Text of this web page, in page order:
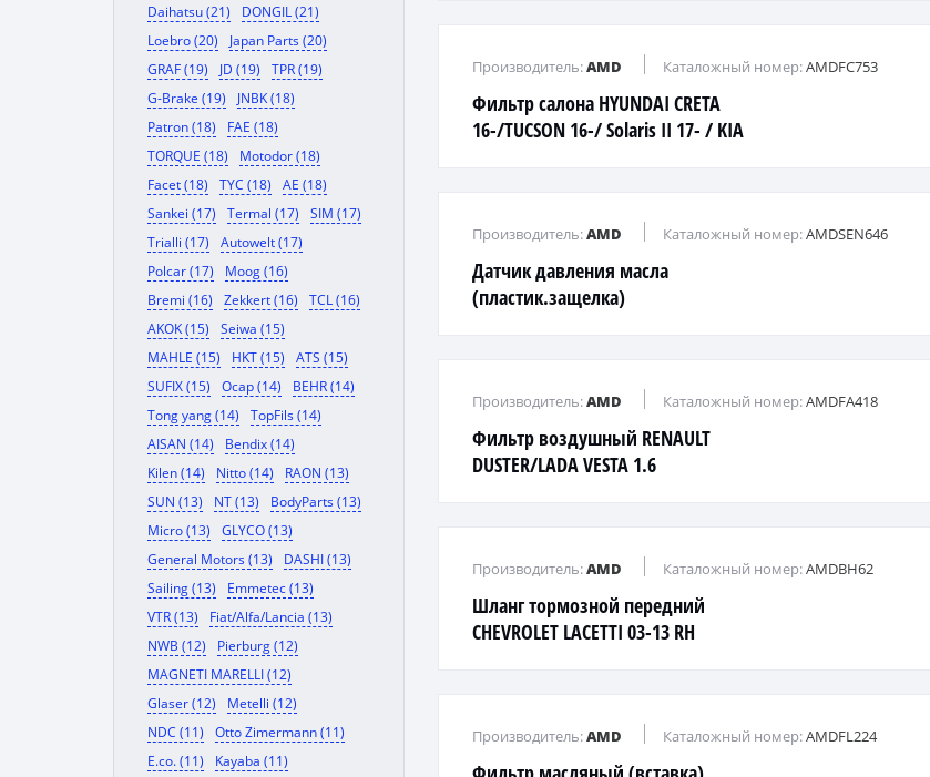
Daihatsu (21)
DONGIL (21)
Loebro (20)
Japan Parts (20)
GRAF (19)
JD (19)
TPR (19)
G-Brake (19)
JNBK (18)
Patron (18)
FAE (18)
TORQUE (18)
Motodor (18)
Facet (18)
TYC (18)
AE (18)
Sankei (17)
Termal (17)
SIM (17)
Trialli (17)
Autowelt (17)
Polcar (17)
Moog (16)
Bremi (16)
Zekkert (16)
TCL (16)
AKOK (15)
Seiwa (15)
MAHLE (15)
HKT (15)
ATS (15)
SUFIX (15)
Ocap (14)
BEHR (14)
Tong yang (14)
TopFils (14)
AISAN (14)
Bendix (14)
Kilen (14)
Nitto (14)
RAON (13)
SUN (13)
NT (13)
BodyParts (13)
Micro (13)
GLYCO (13)
General Motors (13)
DASHI (13)
Sailing (13)
Emmetec (13)
VTR (13)
Fiat/Alfa/Lancia (13)
NWB (12)
Pierburg (12)
MAGNETI MARELLI (12)
Glaser (12)
Metelli (12)
NDC (11)
Otto Zimermann (11)
E.co. (11)
Kayaba (11)
Фильтр салона HYUNDAI CRETA
16-/TUCSON 16-/ Solaris II 17- / KIA
Производитель:AMD Каталожный номер:AMDFC753
Датчик давления масла
(пластик.защелка)
Производитель:AMD Каталожный номер:AMDSEN646
Фильтр воздушный RENAULT
DUSTER/LADA VESTA 1.6
Производитель:AMD Каталожный номер:AMDFA418
Шланг тормозной передний
CHEVROLET LACETTI 03-13 RH
Производитель:AMD Каталожный номер:AMDBH62
Производитель:AMD Каталожный номер:AMDFL224